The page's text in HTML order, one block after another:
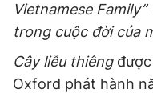
Vietnamese
trong cuộc đời của
Cây liễu thiêngđược
Oxford phát hành